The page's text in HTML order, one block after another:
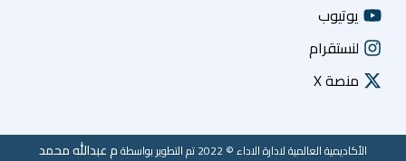
يوتيوب
لنستقرام
منصة X
الأكاديمية العالمية لادارة الاداء © 2022 تم التطوير بواسطة م عبدالله محمد